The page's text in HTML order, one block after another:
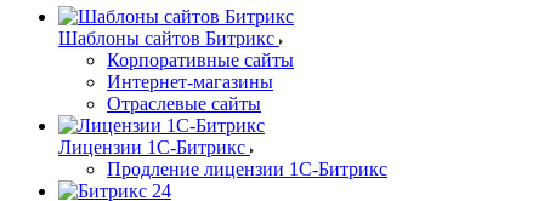
Шаблоны сайтов Битрикс
Корпоративные сайты
Интернет-магазины
Отраслевые сайты
Лицензии 1С-Битрикс
Продление лицензии 1С-Битрикс